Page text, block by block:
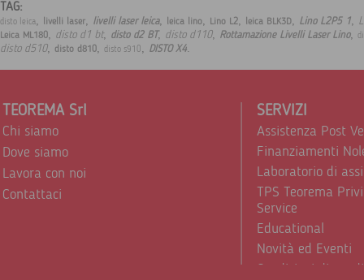
TAG:
disto leica, livelli laser, livelli laser leica, leica lino, Lino L2, leica BLK3D, Lino L2P5 1,
Leica ML180, disto d1 bt, disto d2 BT, disto d110, Rottamazione Livelli Laser Lino,
disto d510, disto d810, disto s910, DISTO X4.
TEOREMA Srl
Chi siamo
Dove siamo
Lavora con noi
Contattaci
SERVIZI
Assistenza Post
Finanziamenti
Laboratorio di
TPS Teorema
Service
Educational
Novità ed Eventi
Condizioni di